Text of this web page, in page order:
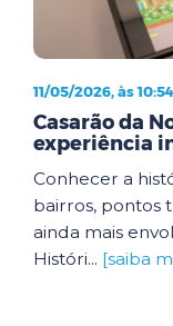
11/05/2026, às 10:54
Casarão da
experiência
Conhecer a
bairros, pontos
ainda mais
Históri... [saiba